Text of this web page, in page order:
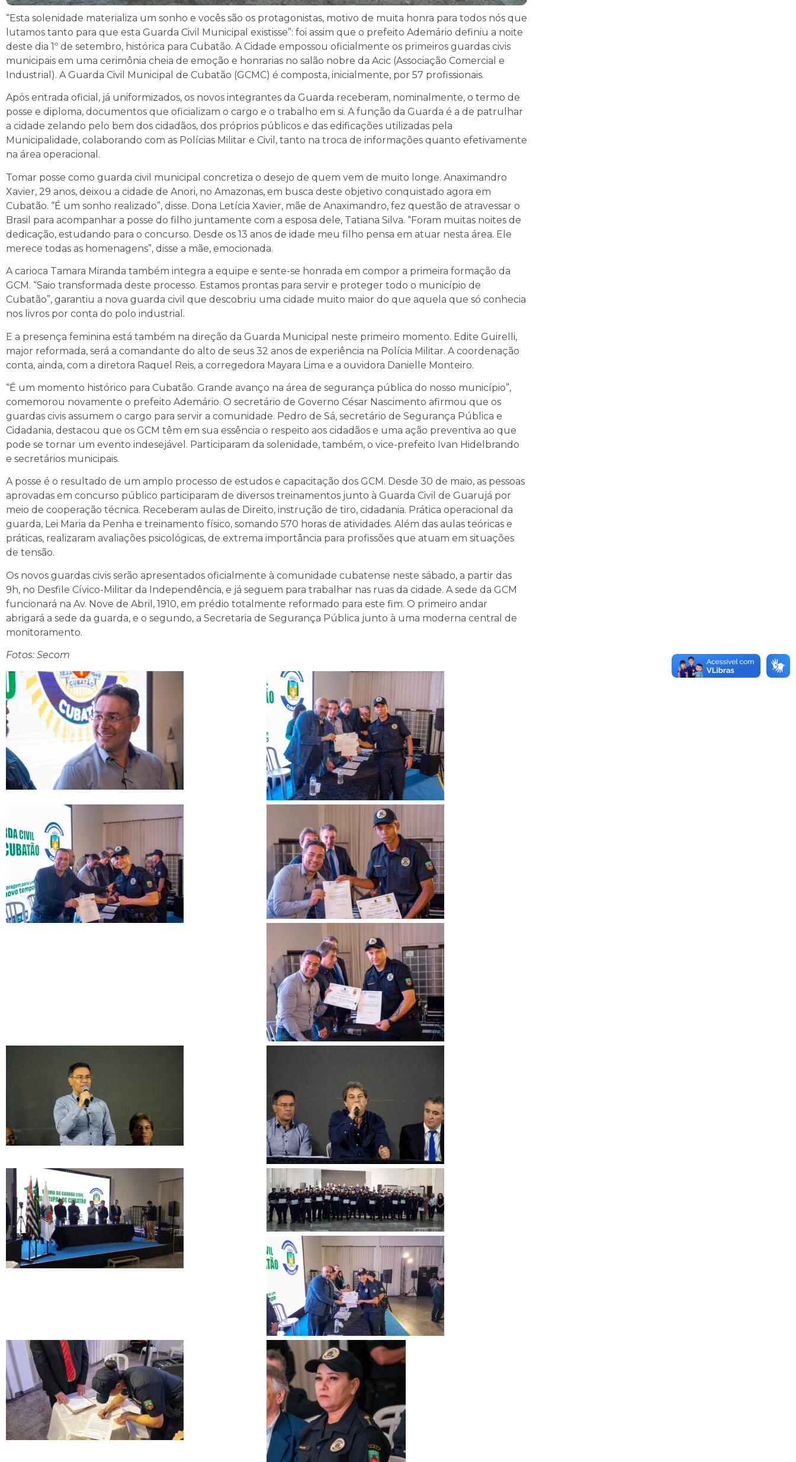
“Esta solenidade materializa um sonho e vocês são os protagonistas, motivo de muita honra para todos nós que
lutamos tanto para que esta Guarda Civil Municipal existisse”: foi assim que o prefeito Ademário definiu a noite
deste dia 1º de setembro, histórica para Cubatão. A Cidade empossou oficialmente os primeiros guardas civis
municipais em uma cerimônia cheia de emoção e honrarias no salão nobre da Acic (Associação Comercial e
Industrial). A Guarda Civil Municipal de Cubatão (GCMC) é composta, inicialmente, por 57 profissionais.
Após entrada oficial, já uniformizados, os novos integrantes da Guarda receberam, nominalmente, o termo de
posse e diploma, documentos que oficializam o cargo e o trabalho em si. A função da Guarda é a de patrulhar
a cidade zelando pelo bem dos cidadãos, dos próprios públicos e das edificações utilizadas pela
Municipalidade, colaborando com as Polícias Militar e Civil, tanto na troca de informações quanto efetivamente
na área operacional.
Tomar posse como guarda civil municipal concretiza o desejo de quem vem de muito longe. Anaximandro
Xavier, 29 anos, deixou a cidade de Anori, no Amazonas, em busca deste objetivo conquistado agora em
Cubatão. “É um sonho realizado”, disse. Dona Letícia Xavier, mãe de Anaximandro, fez questão de atravessar o
Brasil para acompanhar a posse do filho juntamente com a esposa dele, Tatiana Silva. “Foram muitas noites de
dedicação, estudando para o concurso. Desde os 13 anos de idade meu filho pensa em atuar nesta área. Ele
merece todas as homenagens”, disse a mãe, emocionada.
A carioca Tamara Miranda também integra a equipe e sente-se honrada em compor a primeira formação da
GCM. “Saio transformada deste processo. Estamos prontas para servir e proteger todo o município de
Cubatão”, garantiu a nova guarda civil que descobriu uma cidade muito maior do que aquela que só conhecia
nos livros por conta do polo industrial.
E a presença feminina está também na direção da Guarda Municipal neste primeiro momento. Edite Guirelli,
major reformada, será a comandante do alto de seus 32 anos de experiência na Polícia Militar. A coordenação
conta, ainda, com a diretora Raquel Reis, a corregedora Mayara Lima e a ouvidora Danielle Monteiro.
“É um momento histórico para Cubatão. Grande avanço na área de segurança pública do nosso município”,
comemorou novamente o prefeito Ademário. O secretário de Governo César Nascimento afirmou que os
guardas civis assumem o cargo para servir a comunidade. Pedro de Sá, secretário de Segurança Pública e
Cidadania, destacou que os GCM têm em sua essência o respeito aos cidadãos e uma ação preventiva ao que
pode se tornar um evento indesejável. Participaram da solenidade, também, o vice-prefeito Ivan Hidelbrando
e secretários municipais.
A posse é o resultado de um amplo processo de estudos e capacitação dos GCM. Desde 30 de maio, as pessoas
aprovadas em concurso público participaram de diversos treinamentos junto à Guarda Civil de Guarujá por
meio de cooperação técnica. Receberam aulas de Direito, instrução de tiro, cidadania. Prática operacional da
guarda, Lei Maria da Penha e treinamento físico, somando 570 horas de atividades. Além das aulas teóricas e
práticas, realizaram avaliações psicológicas, de extrema importância para profissões que atuam em situações
de tensão.
Os novos guardas civis serão apresentados oficialmente à comunidade cubatense neste sábado, a partir das
9h, no Desfile Cívico-Militar da Independência, e já seguem para trabalhar nas ruas da cidade. A sede da GCM
funcionará na Av. Nove de Abril, 1910, em prédio totalmente reformado para este fim. O primeiro andar
abrigará a sede da guarda, e o segundo, a Secretaria de Segurança Pública junto à uma moderna central de
monitoramento.
Fotos: Secom